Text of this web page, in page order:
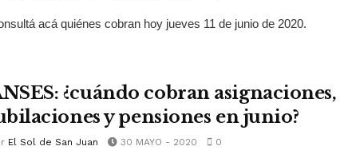
acá quiénes cobran hoy jueves 11 de junio de 2020.
¿cuándo cobran asignaciones,
y pensiones en junio?
El Sol de San Juan 30 MAYO - 2020 0